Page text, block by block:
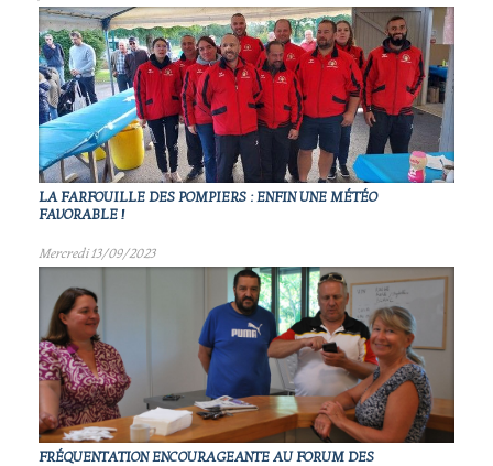
LA FARFOUILLE DES POMPIERS : ENFIN UNE MÉTÉO
FAVORABLE !
Mercredi 13/09/2023
FRÉQUENTATION ENCOURAGEANTE AU FORUM DES